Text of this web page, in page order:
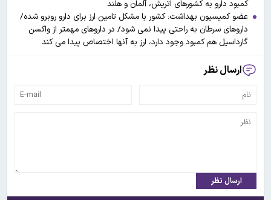
کمبود دارو به کشورهای اتریش، آلمان و هلند
عضو کمیسیون بهداشت: کشور با مشکل تامین ارز برای دارو روبرو شده/
داروهای سرطان به راحتی پیدا نمی شود/ در داروهای مهمتر از واکسن
گارداسیل هم کمبود وجود دارد، ارز به آنها اختصاص پیدا می کند
ارسال نظر
ارسال نظر